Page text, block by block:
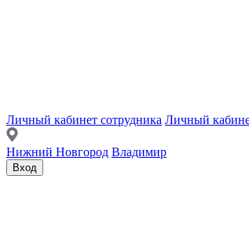
Личный кабинет сотрудника Личный
Нижний Новгород Владимир
Вход